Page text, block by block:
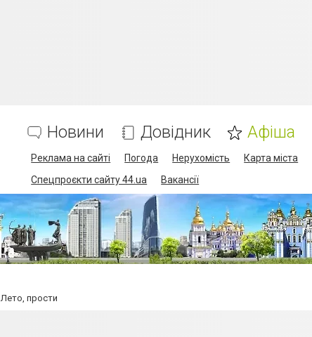
Новини Довідник Афіша
Реклама на сайті Погода Нерухомість Карта міста
Спецпроєкти сайту 44.ua
Вакансії
Лето, прости